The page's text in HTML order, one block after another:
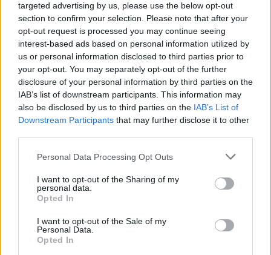
targeted advertising by us, please use the below opt-out
section to confirm your selection. Please note that after your
opt-out request is processed you may continue seeing
interest-based ads based on personal information utilized by
us or personal information disclosed to third parties prior to
your opt-out. You may separately opt-out of the further
disclosure of your personal information by third parties on the
IAB’s list of downstream participants. This information may
also be disclosed by us to third parties on the IAB’s List of
Downstream Participants that may further disclose it to other
Please note that this website/app uses one or more Google
not limited to your visit or usage behaviour. You may click to
grant or deny consent to Google and its third-party tags to
use your data for below specified purposes in below Google
consent section.
Personal Data Processing Opt Outs
I want to opt-out of the Sharing of my
personal data.
Opted In
I want to opt-out of the Sale of my
Personal Data.
Opted In